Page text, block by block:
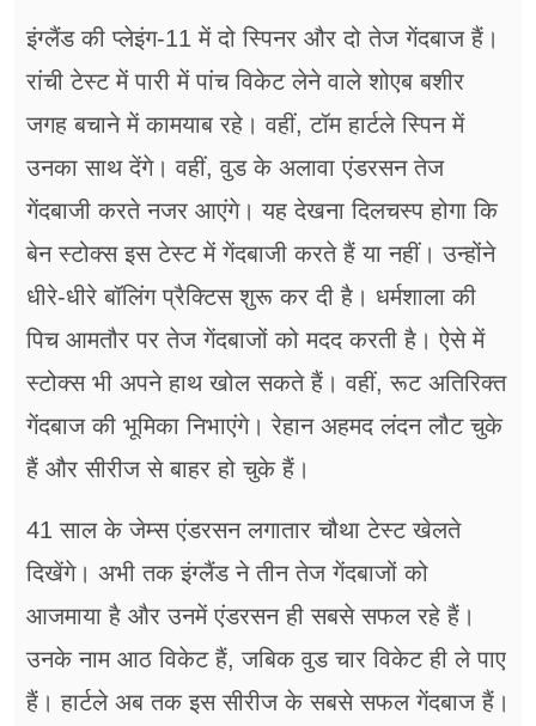
इंग्लैंड की प्लेइंग-11 में दो स्पिनर और दो तेज गेंदबाज हैं।
रांची टेस्ट में पारी में पांच विकेट लेने वाले शोएब बशीर
जगह बचाने में कामयाब रहे। वहीं, टॉम हार्टले स्पिन में
उनका साथ देंगे। वहीं, वुड के अलावा एंडरसन तेज
गेंदबाजी करते नजर आएंगे। यह देखना दिलचस्प होगा कि
बेन स्टोक्स इस टेस्ट में गेंदबाजी करते हैं या नहीं। उन्होंने
धीरे-धीरे बॉलिंग प्रैक्टिस शुरू कर दी है। धर्मशाला की
पिच आमतौर पर तेज गेंदबाजों को मदद करती है। ऐसे में
स्टोक्स भी अपने हाथ खोल सकते हैं। वहीं, रूट अतिरिक्त
गेंदबाज की भूमिका निभाएंगे। रेहान अहमद लंदन लौट चुके
हैं और सीरीज से बाहर हो चुके हैं।
41 साल के जेम्स एंडरसन लगातार चौथा टेस्ट खेलते
दिखेंगे। अभी तक इंग्लैंड ने तीन तेज गेंदबाजों को
आजमाया है और उनमें एंडरसन ही सबसे सफल रहे हैं।
उनके नाम आठ विकेट हैं, जबिक वुड चार विकेट ही ले पाए
हैं। हार्टले अब तक इस सीरीज के सबसे सफल गेंदबाज हैं।